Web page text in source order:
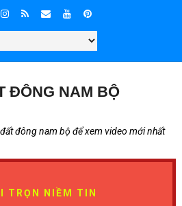
ĐÔNG NAM BỘ
đông nam bộ để xem video mới nhất
TRỌN NIỀM TIN